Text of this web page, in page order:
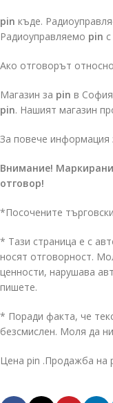
pin къде.
Радиоуправляемо pin
Ако отговорът относно
Магазин за pin в
pin. Нашият магазин
За повече информация
Внимание!
отговор!
*Посочените
* Тази страница е с
носят отговорност.
ценности, нарушава
пишете.
* Поради факта, че
безсмислен. Моля да
Цена pin .Продажба на